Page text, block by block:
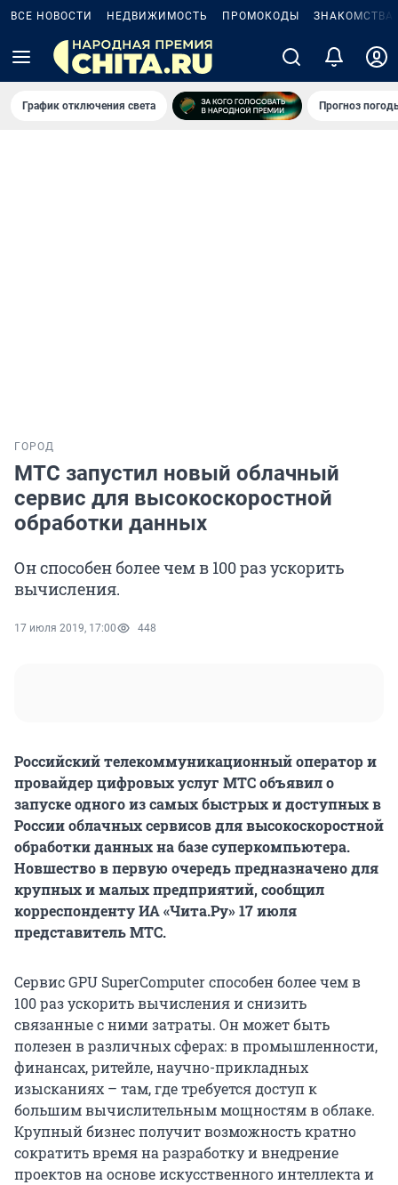
ВСЕ НОВОСТИ НЕДВИЖИМОСТЬ ПРОМОКОДЫ ЗНАКОМСТВА
График отключения света Прогноз
ГОРОД
МТС запустил новый облачный
сервис для высокоскоростной
обработки данных
Он способен более чем в 100 раз ускорить
вычисления.
17 июля 2019, 17:00 448
Российский телекоммуникационный оператор и
провайдер цифровых услуг МТС объявил о
запуске одного из самых быстрых и доступных в
России облачных сервисов для высокоскоростной
обработки данных на базе суперкомпьютера.
Новшество в первую очередь предназначено для
крупных и малых предприятий, сообщил
корреспонденту ИА «Чита.Ру» 17 июля
представитель МТС.
Сервис GPU SuperComputer способен более чем в
100 раз ускорить вычисления и снизить
связанные с ними затраты. Он может быть
полезен в различных сферах: в промышленности,
финансах, ритейле, научно-прикладных
изысканиях – там, где требуется доступ к
большим вычислительным мощностям в облаке.
Крупный бизнес получит возможность кратно
сократить время на разработку и внедрение
проектов на основе искусственного интеллекта и